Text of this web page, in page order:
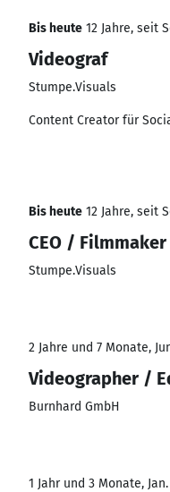
Bis heute 12 Jahre, seit
Videograf
Stumpe.Visuals
Content Creator für
Bis heute 12 Jahre, seit
CEO /
Stumpe.Visuals
2 Jahre und 7 Monate,
Videographer /
Burnhard GmbH
1 Jahr und 3 Monate,